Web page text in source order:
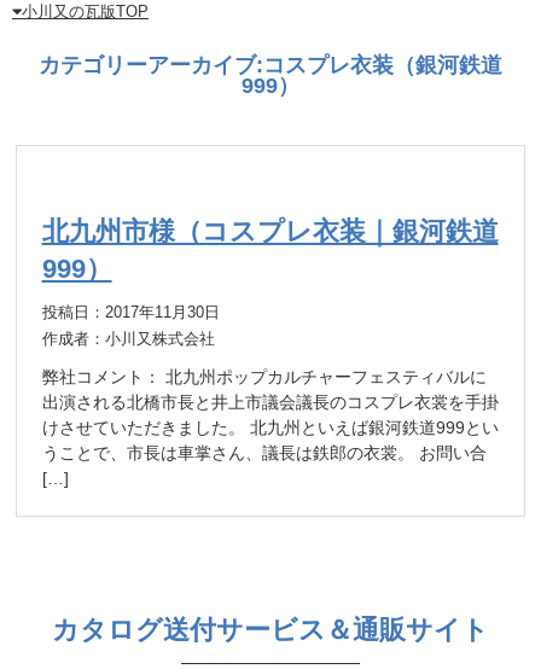
小川又の瓦版TOP
カテゴリーアーカイブ:コスプレ衣装（銀河鉄道
999）
北九州市様（コスプレ衣装｜銀河鉄道
999）
投稿日：2017年11月30日
作成者：小川又株式会社
弊社コメント： 北九州ポップカルチャーフェスティバルに
出演される北橋市長と井上市議会議長のコスプレ衣裳を手掛
けさせていただきました。 北九州といえば銀河鉄道999とい
うことで、市長は車掌さん、議長は鉄郎の衣裳。 お問い合
[…]
カタログ送付サービス＆通販サイト